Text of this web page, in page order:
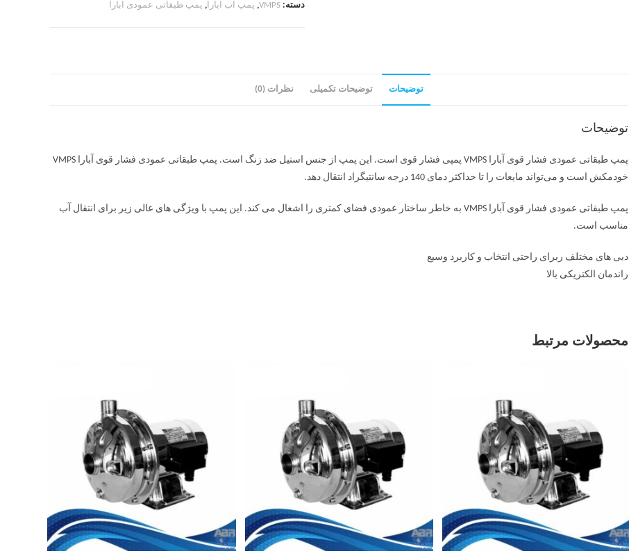
دسته:VMPS
, پمپ آب ابارا, پمپ طبقاتی عمودی ابارا
توضیحات توضیحات تکمیلی نظرات (0)
توضیحات
خودمکش است و می‌تواند مایعات را تا حداکثر دمای 140 درجه سانتیگراد انتقال دهد.
پمپ طبقاتی عمودی فشار قوی آبارا VMPS به خاطر ساختار عمودی فضای کمتری را اشغال می کند. این پمپ با ویژگی های عالی زیر برای انتقال آب
مناسب است.
دبی های مختلف ربرای راحتی انتخاب و کاربرد وسیع
راندمان الکتریکی بالا
محصولات مرتبط